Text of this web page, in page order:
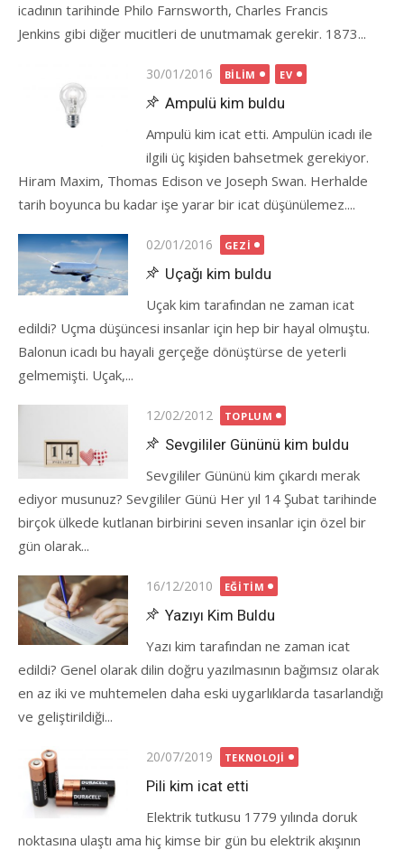
icadının tarihinde Philo Farnsworth, Charles Francis
Jenkins gibi diğer mucitleri de unutmamak gerekir. 1873...
Posted
on
30/01/2016 BILIM EV
Ampulü kim buldu
Ampulü kim icat etti. Ampulün icadı ile
ilgili üç kişiden bahsetmek gerekiyor.
Hiram Maxim, Thomas Edison ve Joseph Swan. Herhalde
tarih boyunca bu kadar işe yarar bir icat düşünülemez....
Posted
on
02/01/2016 GEZI
Uçağı kim buldu
Uçak kim tarafından ne zaman icat
edildi? Uçma düşüncesi insanlar için hep bir hayal olmuştu.
Balonun icadı bu hayali gerçeğe dönüştürse de yeterli
gelmemişti. Uçak,...
Posted
on
12/02/2012 TOPLUM
Sevgililer Gününü kim buldu
Sevgililer Gününü kim çıkardı merak
ediyor musunuz? Sevgililer Günü Her yıl 14 Şubat tarihinde
birçok ülkede kutlanan birbirini seven insanlar için özel bir
gün olarak...
Posted
on
16/12/2010 EĞITIM
Yazıyı Kim Buldu
Yazı kim tarafından ne zaman icat
edildi? Genel olarak dilin doğru yazılmasının bağımsız olarak
en az iki ve muhtemelen daha eski uygarlıklarda tasarlandığı
ve geliştirildiği...
Posted
on
20/07/2019 TEKNOLOJI
Pili kim icat etti
Elektrik tutkusu 1779 yılında doruk
noktasına ulaştı ama hiç kimse bir gün bu elektrik akışının